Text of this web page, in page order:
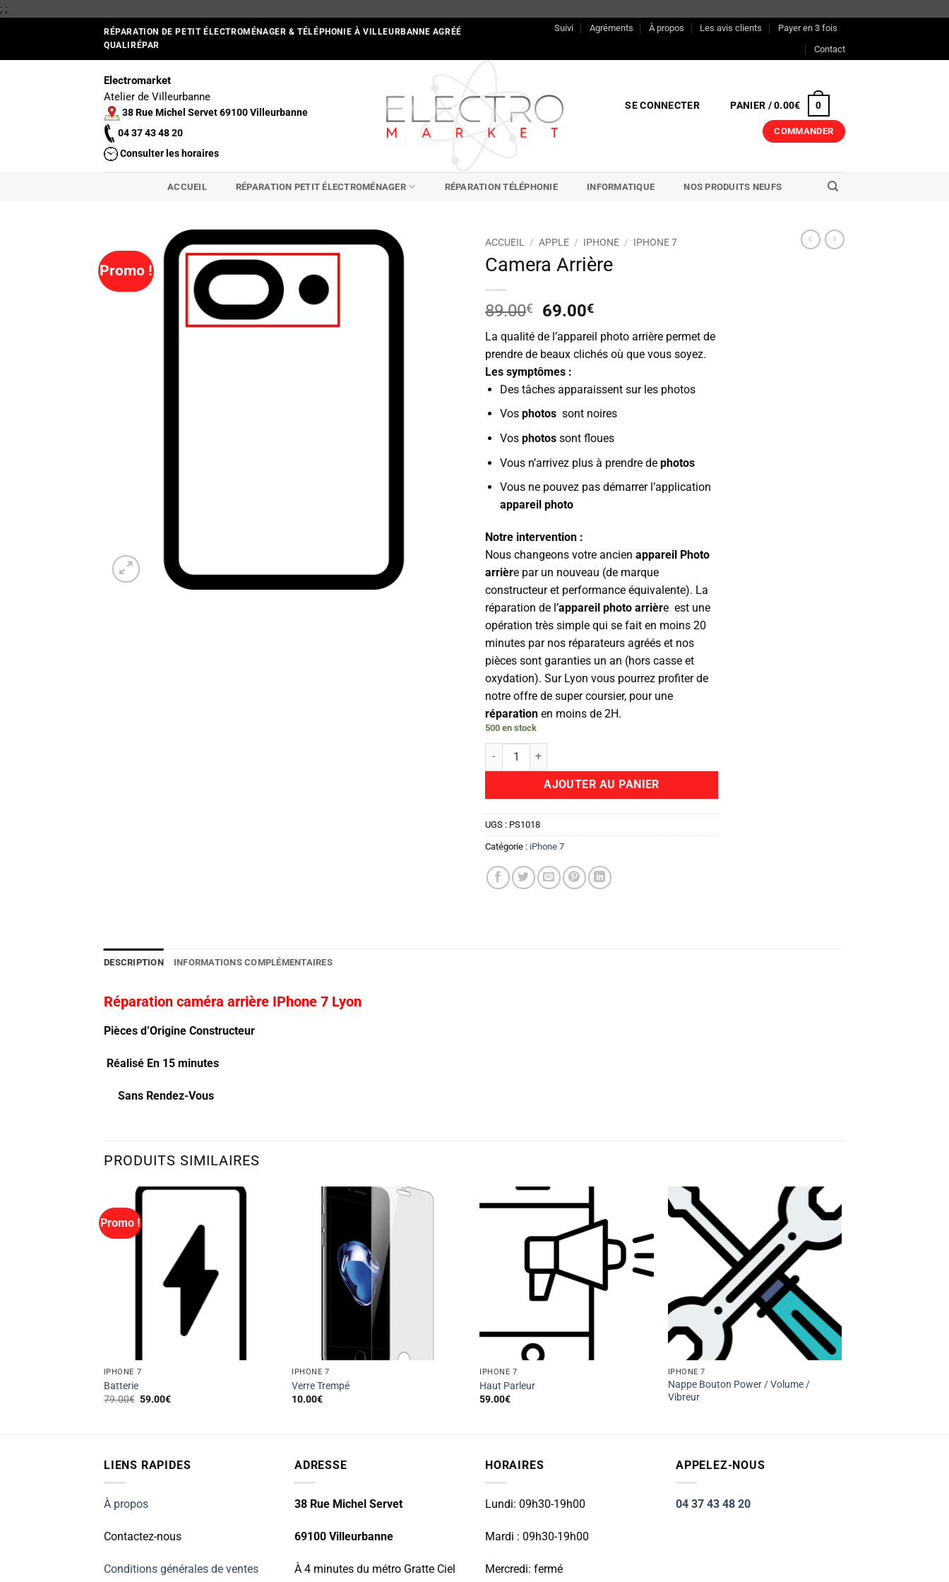
; ;Passer
RÉPARATION DE PETIT ÉLECTROMÉNAGER & TÉLÉPHONIE À VILLEURBANNE AGRÉÉ
QUALIRÉPAR
Suivi Agréments À propos Les avis clients
Payer en 3 fois
Contact
Electromarket
Atelier de Villeurbanne
38 Rue Michel Servet 69100 Villeurbanne
04 37 43 48 20
Consulter les horaires
SE CONNECTER PANIER /0.00€ 0
COMMANDER
ACCUEIL RÉPARATION PETIT ÉLECTROMÉNAGER RÉPARATION TÉLÉPHONIE INFORMATIQUE NOS PRODUITS NEUFS
Promo !
ACCUEIL / APPLE / IPHONE / IPHONE 7
Camera Arrière
89.00€
Le
prix
initial
était :
89.00€.
69.00€Le
prix
actuel
est :
La qualité de l’appareil photo arrière permet de
prendre de beaux clichés où que vous soyez.
Les symptômes :
Des tâches apparaissent sur les photos
Vos photossont noires
Vos photossont floues
Vous n’arrivez plus à prendre de photos
Vous ne pouvez pas démarrer l’application
appareil photo
Notre intervention :
Nous changeons votre ancien appareil Photo
arrière par un nouveau (de marque
constructeur et performance équivalente). La
réparation de l’appareil photo arrière est une
opération très simple qui se fait en moins 20
minutes par nos réparateurs agréés et nos
pièces sont garanties un an (hors casse et
oxydation). Sur Lyon vous pourrez profiter de
notre offre de super coursier, pour une
réparation en moins de 2H.
500 en stock
quantité de Camera Arrière
AJOUTER AU PANIER
UGS : PS1018
Catégorie : iPhone 7
DESCRIPTION INFORMATIONS COMPLÉMENTAIRES
Réparation caméra arrière IPhone 7 Lyon
Pièces d’Origine Constructeur
Réalisé En 15 minutes
Sans Rendez-Vous
PRODUITS SIMILAIRES
Promo !
IPHONE 7
Batterie
79.00€ Le
59.00€Le
IPHONE 7
Verre Trempé
10.00€
IPHONE 7
Haut Parleur
59.00€
IPHONE 7
Nappe Bouton Power / Volume /
Vibreur
LIENS RAPIDES
À propos
Contactez-nous
Conditions générales de ventes
ADRESSE
38 Rue Michel Servet
69100 Villeurbanne
À 4 minutes du métro Gratte Ciel
HORAIRES
Lundi: 09h30-19h00
Mardi : 09h30-19h00
Mercredi: fermé
APPELEZ-NOUS
04 37 43 48 20